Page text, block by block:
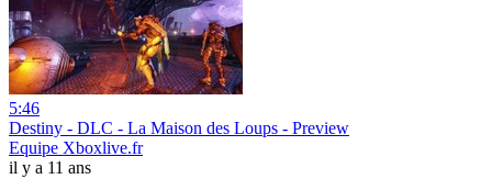
5:46
Destiny - DLC - La Maison des Loups - Preview
Equipe Xboxlive.fr
il y a 11 ans